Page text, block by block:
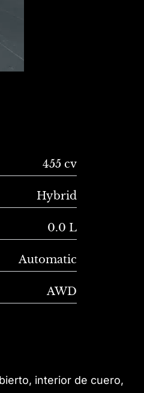
455 cv
Hybrid
0.0 L
Automatic
AWD
interior de cuero,